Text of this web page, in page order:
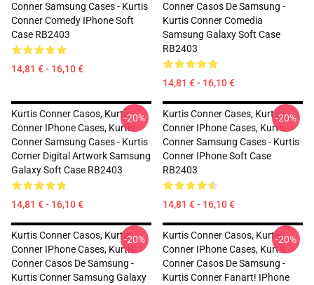
Conner Samsung Cases - Kurtis
Conner Comedy IPhone Soft
Case RB2403
14,81 € - 16,10 €
Conner Casos De Samsung -
Kurtis Conner Comedia
Samsung Galaxy Soft Case
RB2403
14,81 € - 16,10 €
Kurtis Conner Casos, Kurtis
Conner IPhone Cases, Kurtis
Conner Samsung Cases - Kurtis
Corner Digital Artwork Samsung
Galaxy Soft Case RB2403
14,81 € - 16,10 €
-20%
Kurtis Conner Cases, Kurtis
Conner IPhone Cases, Kurtis
Conner Samsung Cases - Kurtis
Conner IPhone Soft Case
RB2403
14,81 € - 16,10 €
-20%
Kurtis Conner Casos, Kurtis
Conner IPhone Cases, Kurtis
Conner Casos De Samsung -
Kurtis Conner Samsung Galaxy
-20%
Kurtis Conner Casos, Kurtis
Conner IPhone Cases, Kurtis
Conner Casos De Samsung -
Kurtis Conner Fanart! IPhone
-20%